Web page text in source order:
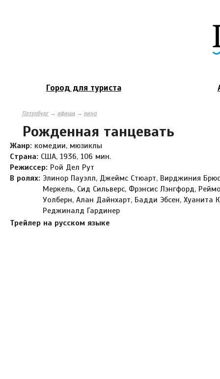
Город для туриста
Петербург→ афиша → кино
Рожденная танцевать
Жанр: комедии, мюзиклы
Страна: США, 1936, 106 мин.
Режиссер: Рой Дел Рут
В ролях: Элинор Пауэлл, Джеймс Стюарт, Вирджиния
Меркель, Сид Сильверс, Фрэнсис Лэнгфорд,
Уолберн, Алан Дайнхарт, Бадди Эбсен, Хуанита
Реджиналд Гардинер
Трейлер на русском языке